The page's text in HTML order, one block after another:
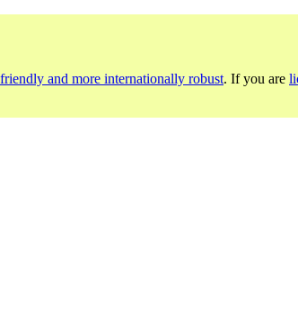
and more internationally robust. If you are